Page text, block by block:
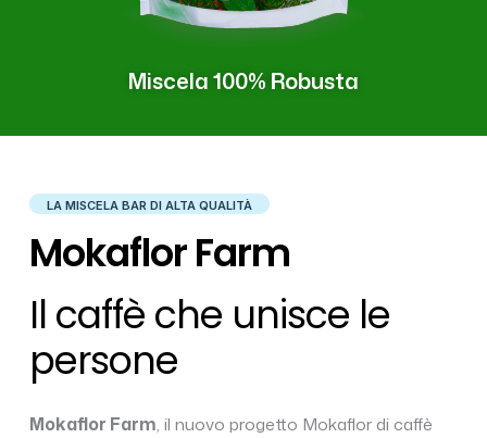
Miscela 100% Robusta
LA MISCELA BAR DI ALTA QUALITÀ
Mokaflor Farm
Il caffè che unisce le
persone​
Mokaflor Farm, il nuovo progetto Mokaflor di caffè